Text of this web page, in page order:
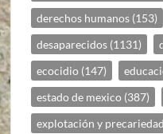
derechos humanos (153)
desaparecidos (1131)
ecocidio (147)
estado de mexico (387)
explotación y